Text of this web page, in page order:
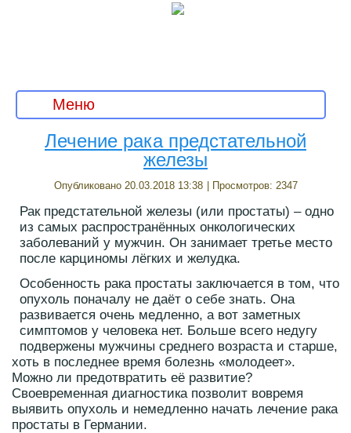
Меню
Лечение рака предстательной
железы
Опубликовано 20.03.2018 13:38 | Просмотров: 2347
Рак предстательной железы (или простаты) – одно
из самых распространённых онкологических
заболеваний у мужчин. Он занимает третье место
после карциномы лёгких и желудка.
Особенность рака простаты заключается в том, что
опухоль поначалу не даёт о себе знать. Она
развивается очень медленно, а вот заметных
симптомов у человека нет. Больше всего недугу
подвержены мужчины среднего возраста и старше,
хоть в последнее время болезнь «молодеет».
Можно ли предотвратить её развитие?
Своевременная диагностика позволит вовремя
выявить опухоль и немедленно начать лечение рака
простаты в Германии.